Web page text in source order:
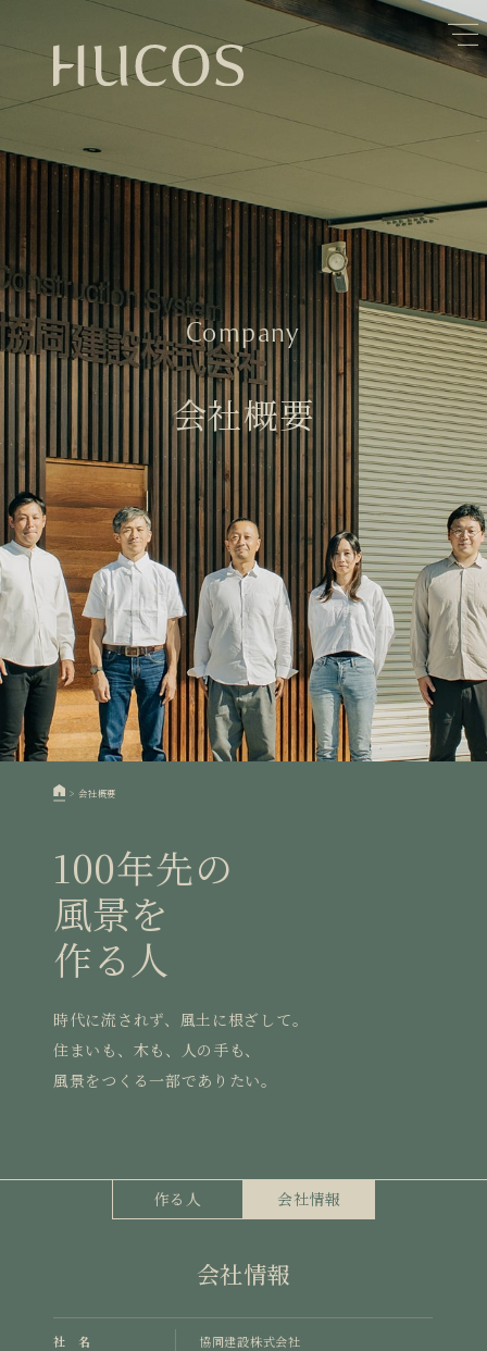
日本森林と循環
廃棄物について知る
100年後も評価される住宅へ
空き家とリノベーション
1 蓄熱するパッシブデザイン
自然素材の温もりと快適性を実現
活かすリノベーション
4 家づくりの流れ
> 会社概要
Company
会社概要
100年先の
風景を
作る人
時代に流されず、風土に根ざして。
住まいも、木も、人の手も、
風景をつくる一部でありたい。
作る人 会社情報
会社情報
社 名 協同建設株式会社